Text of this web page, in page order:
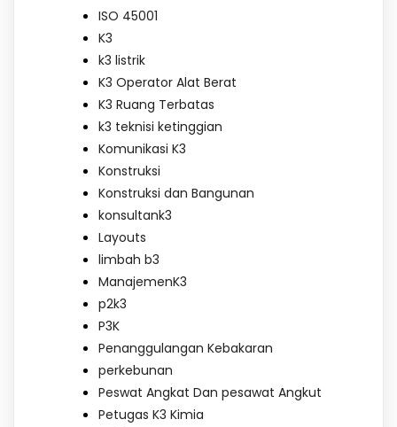
ISO 45001
K3
k3 listrik
K3 Operator Alat Berat
K3 Ruang Terbatas
k3 teknisi ketinggian
Komunikasi K3
Konstruksi
Konstruksi dan Bangunan
konsultank3
Layouts
limbah b3
ManajemenK3
p2k3
P3K
Penanggulangan Kebakaran
perkebunan
Peswat Angkat Dan pesawat Angkut
Petugas K3 Kimia